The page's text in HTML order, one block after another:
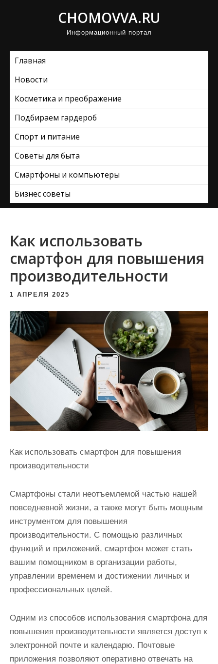
CHOMOVVA.RU
Информационный портал
Главная
Новости
Косметика и преображение
Подбираем гардероб
Спорт и питание
Советы для быта
Смартфоны и компьютеры
Бизнес советы
Как использовать
смартфон для повышения
производительности
1 АПРЕЛЯ 2025
Как использовать смартфон для повышения
производительности
Смартфоны стали неотъемлемой частью нашей
повседневной жизни, а также могут быть мощным
инструментом для повышения
производительности. С помощью различных
функций и приложений, смартфон может стать
вашим помощником в организации работы,
управлении временем и достижении личных и
профессиональных целей.
Одним из способов использования смартфона для
повышения производительности является доступ к
электронной почте и календарю. Почтовые
приложения позволяют оперативно отвечать на